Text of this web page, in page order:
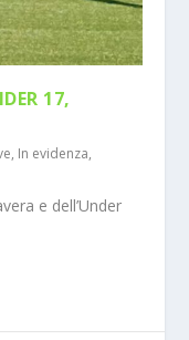
17,
, In evidenza,
e dell’Under